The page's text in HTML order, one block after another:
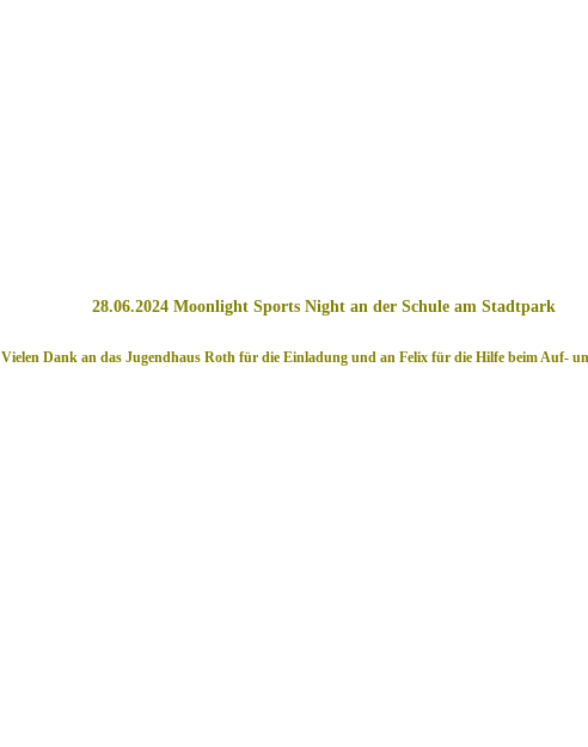
28.06.2024 Moonlight Sports Night an der Schule am Stadtpark
Vielen Dank an das Jugendhaus Roth für die Einladung und an Felix für die Hilfe beim Auf-